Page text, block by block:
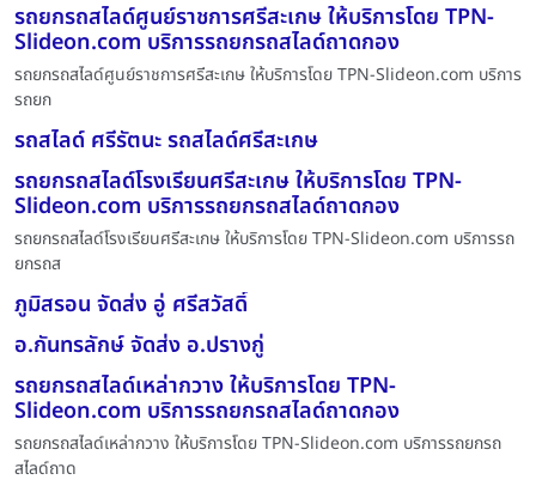
รถยกรถสไลด์ศูนย์ราชการศรีสะเกษ ให้บริการโดย TPN-
Slideon.com บริการรถยกรถสไลด์ถาดกอง
รถยกรถสไลด์ศูนย์ราชการศรีสะเกษ ให้บริการโดย TPN-Slideon.com บริการ
รถยก
รถสไลด์ ศรีรัตนะ รถสไลด์ศรีสะเกษ
รถยกรถสไลด์โรงเรียนศรีสะเกษ ให้บริการโดย TPN-
Slideon.com บริการรถยกรถสไลด์ถาดกอง
รถยกรถสไลด์โรงเรียนศรีสะเกษ ให้บริการโดย TPN-Slideon.com บริการรถ
ยกรถส
ภูมิสรอน จัดส่ง อู่ ศรีสวัสดิ์
อ.กันทรลักษ์ จัดส่ง อ.ปรางกู่
รถยกรถสไลด์เหล่ากวาง ให้บริการโดย TPN-
Slideon.com บริการรถยกรถสไลด์ถาดกอง
รถยกรถสไลด์เหล่ากวาง ให้บริการโดย TPN-Slideon.com บริการรถยกรถ
สไลด์ถาด